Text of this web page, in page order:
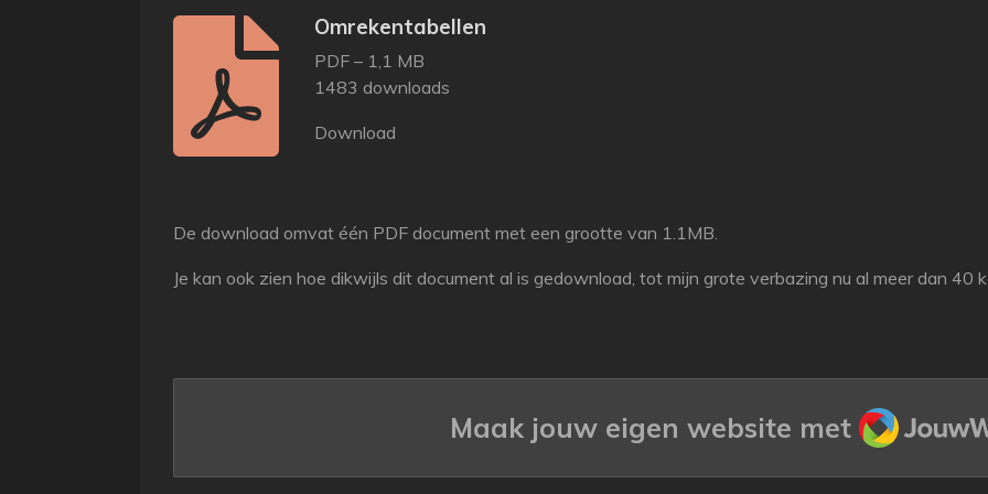
Omrekentabellen
PDF – 1,1 MB
1483 downloads
Download
De download omvat één PDF document met een grootte van 1.1MB.
Je kan ook zien hoe dikwijls dit document al is gedownload, tot mijn grote verbazing nu al meer dan 40
Maak jouw eigen website met JouwWeb